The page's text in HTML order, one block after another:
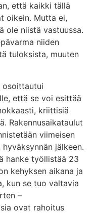
että kaikki tällä
oikein. Mutta ei,
ole niistä vastuussa.
niiden
tuloksista, muuten
osoittautui
että se voi esittää
kriittisiä
Rakennusaikataulut
viimeisen
jälkeen.
hanke työllistää 23
kehyksen aikana ja
kun se tuo valtavia
–
ovat rahoitus